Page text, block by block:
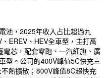
池，2025年收入占比超過九
EREV、HEV全車型，主打高
芯，配套零跑、一汽紅旗、廣
型。公司的400V峰值5C快充三
熱擴散；800V峰值8C超快充